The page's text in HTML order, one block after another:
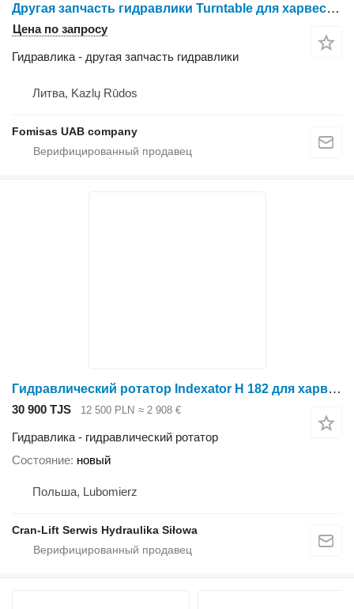
Другая запчасть гидравлики Turntable для харвестера Komatsu 911.5
Цена по запросу
Гидравлика - другая запчасть гидравлики
Литва, Kazlų Rūdos
Fomisas UAB company
Гидравлический ротатор Indexator H 182 для харвестера
30 900 TJS 12 500 PLN ≈ 2 908 €
Гидравлика - гидравлический ротатор
Состояние новый
Польша, Lubomierz
Cran-Lift Serwis Hydraulika Siłowa